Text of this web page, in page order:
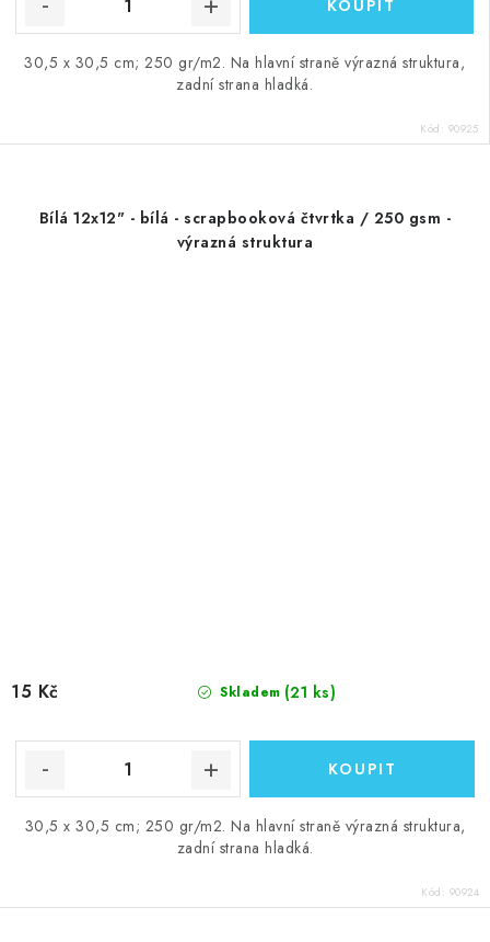
30,5 x 30,5 cm; 250 gr/m2. Na hlavní straně výrazná struktura,
zadní strana hladká.
Kód: 90925
Bílá 12x12" - bílá - scrapbooková čtvrtka / 250 gsm -
výrazná struktura
Skladem (21 ks)
15 Kč
30,5 x 30,5 cm; 250 gr/m2. Na hlavní straně výrazná struktura,
zadní strana hladká.
Kód: 90924